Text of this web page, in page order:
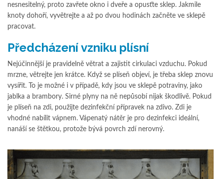
nesnesitelný, proto zavřete okno i dveře a opusťte sklep. Jakmile
knoty dohoří, vyvětrejte a až po dvou hodinách začněte ve sklepě
pracovat.
Předcházení vzniku plísní
Nejúčinnější je pravidelně větrat a zajistit cirkulaci vzduchu. Pokud
mrzne, větrejte jen krátce. Když se plíseň objeví, je třeba sklep znovu
vysířit. To je možné i v případě, kdy jsou ve sklepě potraviny, jako
jablka a brambory. Sirné plyny na ně nepůsobí nijak škodlivě. Pokud
je plíseň na zdi, použijte dezinfekční přípravek na zdivo. Zdi je
vhodné nabílit vápnem. Vápenatý nátěr je pro dezinfekci ideální,
nanáší se štětkou, protože bývá povrch zdí nerovný.